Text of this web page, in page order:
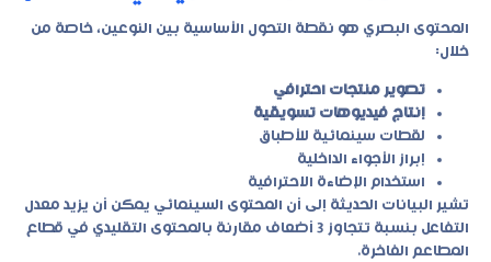
المحتوى البصري هو نقطة التحول الأساسية بين النوعين، خاصة من
خلال:
تصوير منتجات احترافي
إنتاج فيديوهات تسويقية
لقطات سينمائية للأطباق
إبراز الأجواء الداخلية
استخدام الإضاءة الاحترافية
تشير البيانات الحديثة إلى أن المحتوى السينمائي يمكن أن يزيد معدل
التفاعل بنسبة تتجاوز 3 أضعاف مقارنة بالمحتوى التقليدي في قطاع
المطاعم الفاخرة.